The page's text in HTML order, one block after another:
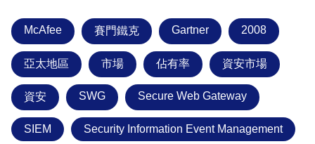
McAfee 賽門鐵克 Gartner 2008
亞太地區 市場 佔有率 資安市場
資安 SWG Secure Web Gateway
SIEM Security Information Event Management